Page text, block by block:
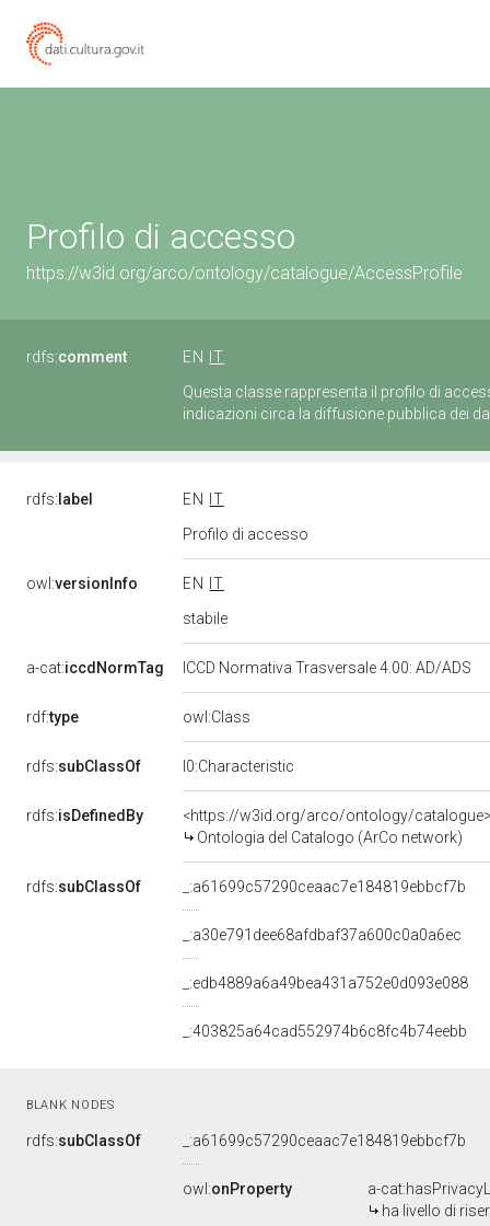
Profilo di accesso
https://w3id.org/arco/ontology/catalogue/AccessProfile
rdfs:comment EN
IT
Questa classe rappresenta il profilo di
indicazioni circa la diffusione pubblica dei
rdfs: label EN
IT
Profilo di accesso
owl:versionInfo EN
IT
stabile
a-cat:iccdNormTag ICCD Normativa Trasversale 4.00: AD/ADS
rdf:type owl:Class
rdfs:subClassOf l0:Characteristic
rdfs:isDefinedBy
<https://w3id.org/arco/ontology/
Ontologia del Catalogo (ArCo network)
rdfs:subClassOf _:a61699c57290ceaac7e184819ebbcf7b
_:a30e791dee68afdbaf37a600c0a0a6ec
_:edb4889a6a49bea431a752e0d093e088
_:403825a64cad552974b6c8fc4b74eebb
BLANK NODES
rdfs:subClassOf _:a61699c57290ceaac7e184819ebbcf7b
owl:onProperty
a-
ha livello di